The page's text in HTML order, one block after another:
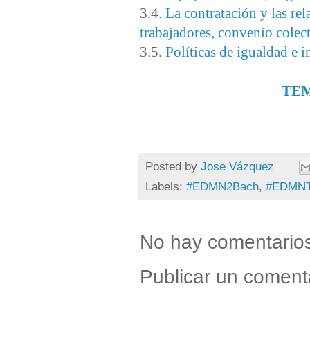
3.4. La contratación y las
trabajadores, convenio
3.5. Políticas de igualdad e
Posted by Jose Vázquez
Labels: #EDMN2Bach,
No hay
Publicar un